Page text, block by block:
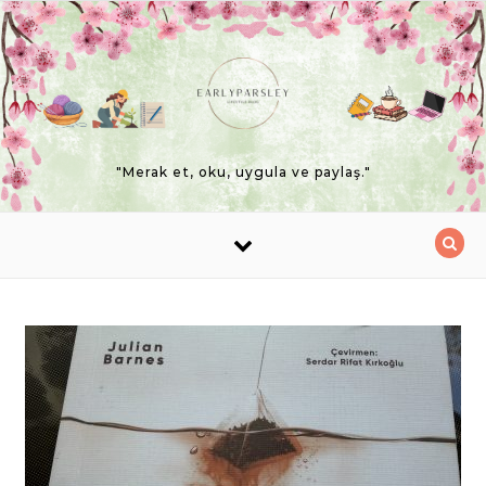
Skip to content
"Merak et, oku, uygula ve paylaş."